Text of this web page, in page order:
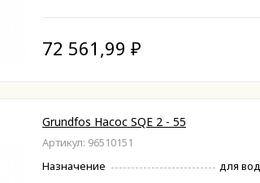
72 561,99 ₽
Grundfos Насос SQE 2 - 55
Артикул: 96510151
Назначение для